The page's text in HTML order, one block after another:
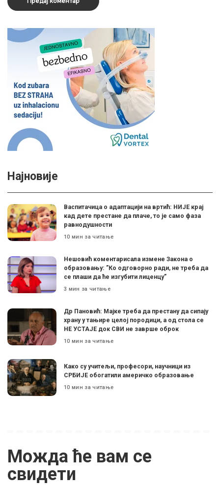
Најновије
Васпитачица о адаптацији на вртић: НИЈЕ крај
кад дете престане да плаче, то је само фаза
равнодушности
10 мин за читање
Нешовић коментарисала измене Закона о
образовању: ”Ко одговорно ради, не треба да
се плаши да ће изгубити лиценцу”
3 мин за читање
Др Пановић: Мајке треба да престану да сипају
храну у тањире целој породици, а од стола се
НЕ УСТАЈЕ док СВИ не заврше оброк
10 мин за читање
Како су учитељи, професори, научници из
СРБИЈЕ обогатили америчко образовање
10 мин за читање
Можда ће вам се
свидети